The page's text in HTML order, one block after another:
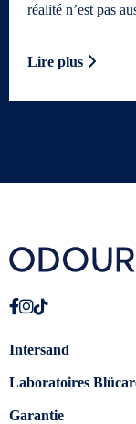
réalité n’est pas
Lire plus
Intersand
Laboratoires
Garantie